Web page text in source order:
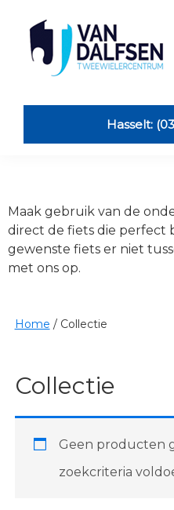
primary
navigation
primary
footer
Dalfsen
TweewielersHasselt:
Maak gebruik van de
direct de fiets die perfect
gewenste fiets er niet
met ons op.
Home / Collectie
Collectie
Geen producten
zoekcriteria